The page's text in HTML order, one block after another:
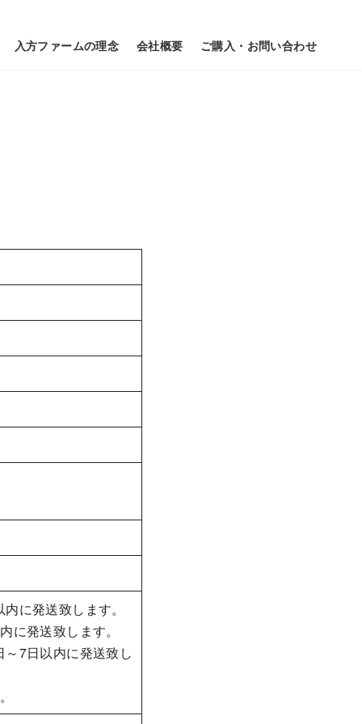
入方ファームの理念 会社概要 ご購入・お問い合わせ
に発送致します。
に発送致します。
7日以内に発送致し